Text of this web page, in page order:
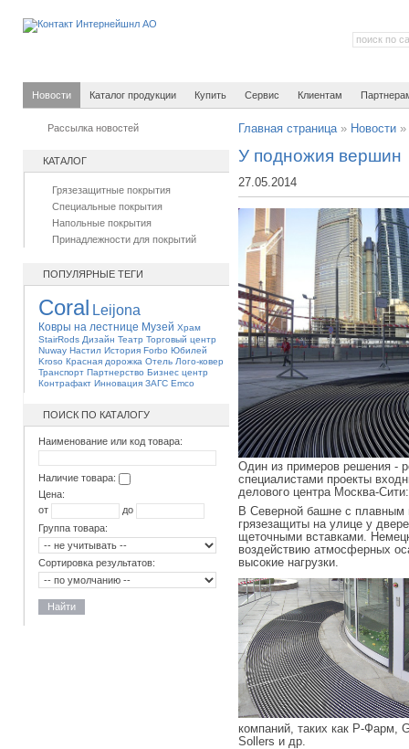
Новости Каталог продукции Купить Сервис Клиентам
Рассылка новостей
КАТАЛОГ
Грязезащитные покрытия
Специальные покрытия
Напольные покрытия
Принадлежности для покрытий
ПОПУЛЯРНЫЕ ТЕГИ
Coral Leijona
Ковры на лестнице Музей Храм
StairRods Дизайн Театр Торговый центр
Nuway Настил История Forbo Юбилей
Kroso Красная дорожка Отель Лого-ковер
Транспорт Партнерство Бизнес центр
Контрафакт Инновация ЗАГС Emco
ПОИСК ПО КАТАЛОГУ
Наименование или код товара:
Наличие товара:
Цена:
от
до
Группа товара:
Сортировка результатов:
Найти
Главная страница» Новости
У подножия вершин
27.05.2014
Один из примеров решения -
специалистами проекты
делового центра Москва-
В Северной башне с плавным
грязезащиты на улице у
щеточными вставками.
воздействию атмосферных
высокие нагрузки.
компаний, таких как Р-Фарм,
Sollers и др.